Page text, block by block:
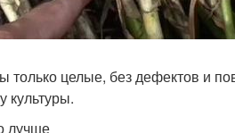
укропом
только целые, без дефектов и
культуры.
лучше